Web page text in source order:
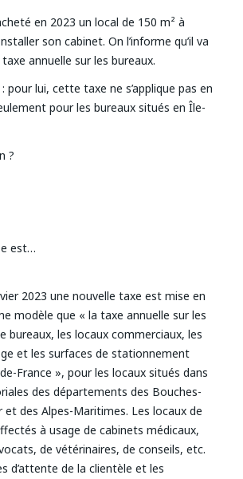
en 2023 un local de 150 m² à
son cabinet. On l’informe qu’il va
annuelle sur les bureaux.
pour lui, cette taxe ne s’applique pas en
pour les bureaux situés en Île-
?
est…
2023 une nouvelle taxe est mise en
modèle que « la taxe annuelle sur les
bureaux, les locaux commerciaux, les
et les surfaces de stationnement
France », pour les locaux situés dans
des départements des Bouches-
et des Alpes-Maritimes. Les locaux de
à usage de cabinets médicaux,
de vétérinaires, de conseils, etc.
d’attente de la clientèle et les